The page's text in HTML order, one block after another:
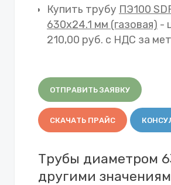
Купить трубу ПЭ100
630х24.1 мм (газовая) -
210,00 руб. с НДС за
ОТПРАВИТЬ ЗАЯВКУ
СКАЧАТЬ ПРАЙС
Трубы диаметром
другими